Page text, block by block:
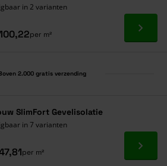
in 2 varianten
per m² Ga
2.000 gratis verzending
SlimFort Gevelisolatie
in 7 varianten
per m² Ga